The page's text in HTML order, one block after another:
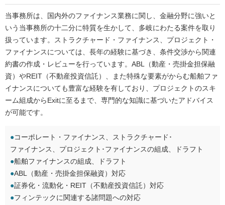
当事務所は、国内外のファイナンス業務に関し、金融分野に強いと
いう当事務所の十二分に特質を生かして、多岐にわたる案件を取り
扱っています。ストラクチャード・ファイナンス、プロジェクト・
ファイナンスについては、長年の経験に基づき、条件交渉から関連
約書の作成・レビューを行っています。ABL（動産・売掛金担保融
資）やREIT（不動産投資信託）、また特殊な要素がからむ船舶ファ
イナンスについても豊富な経験を有しており、プロジェクトのスキ
ーム組成からExitに至るまで、専門的な知識に基づいたアドバイス
が可能です。
●コーポレート・ファイナンス、ストラクチャード･
ファイナンス、プロジェクト･ファイナンスの組成、ドラフト
●船舶ファイナンスの組成、ドラフト
●ABL（動産・売掛金担保融資）対応
●証券化・流動化・REIT（不動産投資信託）対応
●フィンテックに関連する諸問題への対応